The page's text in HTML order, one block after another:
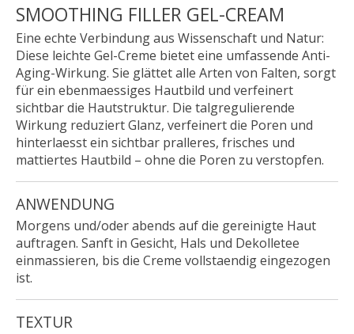
SMOOTHING FILLER GEL-CREAM
Eine echte Verbindung aus Wissenschaft und Natur:
Diese leichte Gel-Creme bietet eine umfassende Anti-
Aging-Wirkung. Sie glättet alle Arten von Falten, sorgt
für ein ebenmaessiges Hautbild und verfeinert
sichtbar die Hautstruktur. Die talgregulierende
Wirkung reduziert Glanz, verfeinert die Poren und
hinterlaesst ein sichtbar pralleres, frisches und
mattiertes Hautbild – ohne die Poren zu verstopfen.
ANWENDUNG
Morgens und/oder abends auf die gereinigte Haut
auftragen. Sanft in Gesicht, Hals und Dekolletee
einmassieren, bis die Creme vollstaendig eingezogen
ist.
TEXTUR